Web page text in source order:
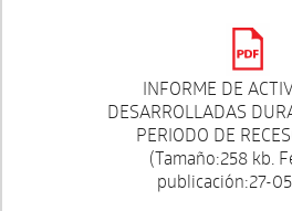
INFORME DE
DESARROLLADAS
PERIODO DE
(Tamaño:258 kb.
publicación:27-